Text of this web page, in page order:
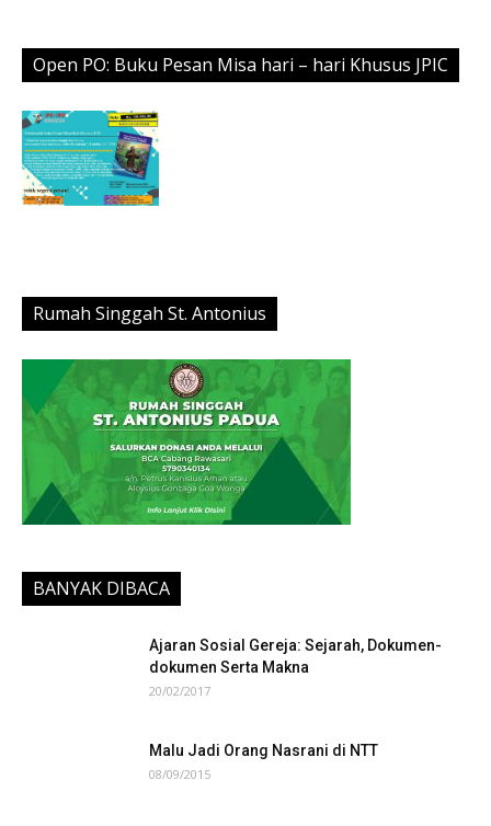
Open PO: Buku Pesan Misa hari – hari Khusus JPIC
Rumah Singgah St. Antonius
BANYAK DIBACA
Ajaran Sosial Gereja: Sejarah, Dokumen-
dokumen Serta Makna
20/02/2017
Malu Jadi Orang Nasrani di NTT
08/09/2015